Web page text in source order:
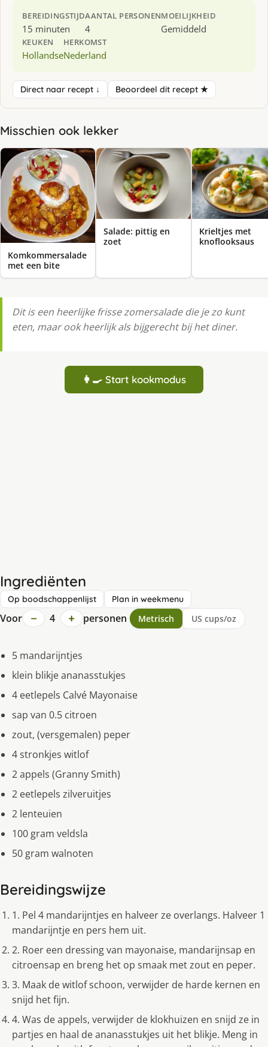
BEREIDINGSTIJD
15 minuten
AANTAL PERSONEN
4
MOEILIJKHEID
Gemiddeld
KEUKEN
Hollandse
HERKOMST
Nederland
Direct naar recept ↓ Beoordeel dit recept ★
Misschien ook lekker
Komkommersalade
met een bite
Salade: pittig en
zoet
Krieltjes met
knoflooksaus
Dit is een heerlijke frisse zomersalade die je zo kunt
eten, maar ook heerlijk als bijgerecht bij het diner.
👩‍🍳 Start kookmodus
Ingrediënten
Op boodschappenlijst Plan in weekmenu
Voor − 4 + personen Metrisch US cups/oz
5 mandarijntjes
klein blikje ananasstukjes
4 eetlepels Calvé Mayonaise
sap van 0.5 citroen
zout, (versgemalen) peper
4 stronkjes witlof
2 appels (Granny Smith)
2 eetlepels zilveruitjes
2 lenteuien
100 gram veldsla
50 gram walnoten
Bereidingswijze
1. Pel 4 mandarijntjes en halveer ze overlangs. Halveer 1
mandarijntje en pers hem uit.
2. Roer een dressing van mayonaise, mandarijnsap en
citroensap en breng het op smaak met zout en peper.
3. Maak de witlof schoon, verwijder de harde kernen en
snijd het fijn.
4. Was de appels, verwijder de klokhuizen en snijd ze in
partjes en haal de ananasstukjes uit het blikje. Meng in